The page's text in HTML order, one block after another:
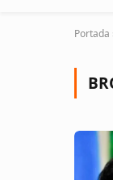
Portada